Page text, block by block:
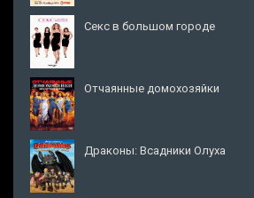
Секс в большом городе
Отчаянные домохозяйки
Драконы: Всадники Олуха